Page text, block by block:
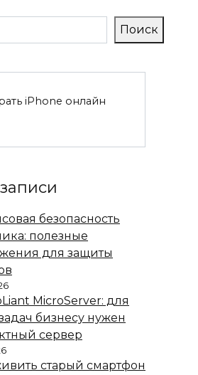
Поиск
iPhone онлайн
безопасность
полезные
для защиты
MicroServer: для
бизнесу нужен
сервер
старый смартфон